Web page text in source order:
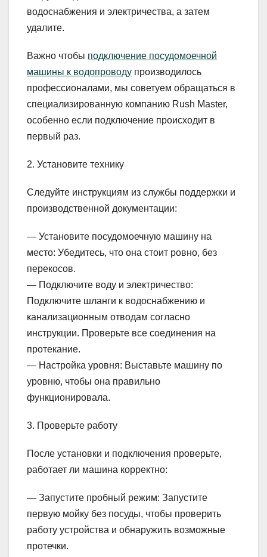
водоснабжения и электричества, а затем
удалите.
Важно чтобы подключение посудомоечной
машины к водопроводу производилось
профессионалами, мы советуем обращаться в
специализированную компанию Rush Master,
особенно если подключение происходит в
первый раз.
2. Установите технику
Следуйте инструкциям из службы поддержки и
производственной документации:
— Установите посудомоечную машину на
место: Убедитесь, что она стоит ровно, без
перекосов.
— Подключите воду и электричество:
Подключите шланги к водоснабжению и
канализационным отводам согласно
инструкции. Проверьте все соединения на
протекание.
— Настройка уровня: Выставьте машину по
уровню, чтобы она правильно
функционировала.
3. Проверьте работу
После установки и подключения проверьте,
работает ли машина корректно:
— Запустите пробный режим: Запустите
первую мойку без посуды, чтобы проверить
работу устройства и обнаружить возможные
протечки.